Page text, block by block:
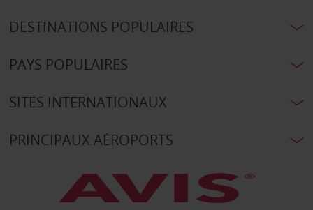
DESTINATIONS POPULAIRES
PAYS POPULAIRES
SITES INTERNATIONAUX
PRINCIPAUX AÉROPORTS